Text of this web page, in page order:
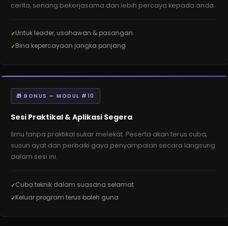
cerita, senang bekerjasama dan lebih percaya kepada anda.
Untuk leader, usahawan & pasangan
Bina kepercayaan jangka panjang
🎁 BONUS — MODUL #10
Sesi Praktikal & Aplikasi Segera
Ilmu tanpa praktikal sukar melekat. Peserta akan terus cuba,
susun ayat dan perbaiki gaya penyampaian secara langsung
dalam sesi ini.
Cuba teknik dalam suasana selamat
Keluar program terus boleh guna